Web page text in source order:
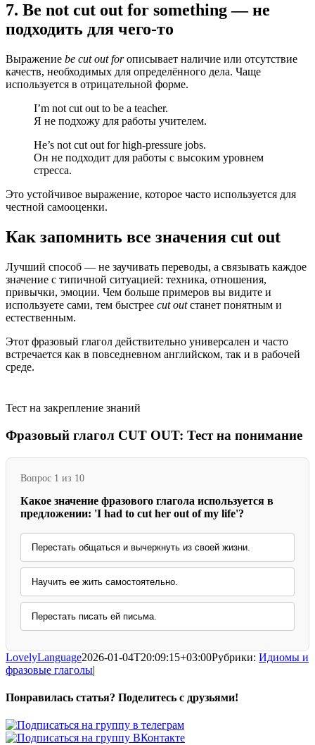
7. Be not cut out for something — не
подходить для чего-то
Выражение be cut out forописывает наличие или отсутствие
качеств, необходимых для определённого дела. Чаще
используется в отрицательной форме.
I’m not cut out to be a teacher.
Я не подхожу для работы учителем.
He’s not cut out for high-pressure jobs.
Он не подходит для работы с высоким уровнем
стресса.
Это устойчивое выражение, которое часто используется для
честной самооценки.
Как запомнить все значения cut out
Лучший способ — не заучивать переводы, а связывать каждое
значение с типичной ситуацией: техника, отношения,
привычки, эмоции. Чем больше примеров вы видите и
используете сами, тем быстрее cut outстанет понятным и
естественным.
Этот фразовый глагол действительно универсален и часто
встречается как в повседневном английском, так и в рабочей
среде.
Тест на закрепление знаний
Фразовый глагол CUT OUT: Тест на понимание
Вопрос 1 из 10
Какое значение фразового глагола используется в
предложении: 'I had to cut her out of my life'?
Перестать общаться и вычеркнуть из своей жизни.
Научить ее жить самостоятельно.
Перестать писать ей письма.
LovelyLanguage2026-01-04T20:09:15+03:00Рубрики: Идиомы и
фразовые глаголы|
Понравилась статья? Поделитесь с друзьями!
Facebook
X
Pinterest
Vk